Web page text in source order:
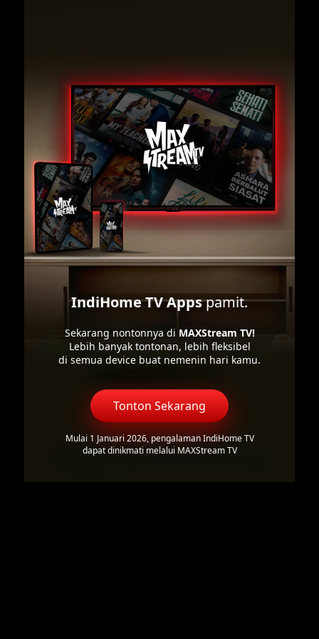
IndiHome TV Appspamit.
Sekarang nontonnya di MAXStream TV!
Lebih banyak tontonan, lebih fleksibel
di semua device buat nemenin hari kamu.
Tonton Sekarang
Mulai 1 Januari 2026, pengalaman IndiHome TV
dapat dinikmati melalui MAXStream TV